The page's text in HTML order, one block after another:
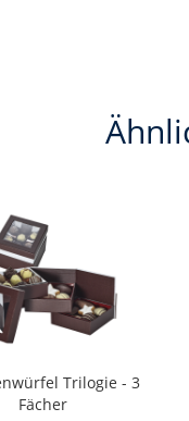
Trilogie - 3
Fächer